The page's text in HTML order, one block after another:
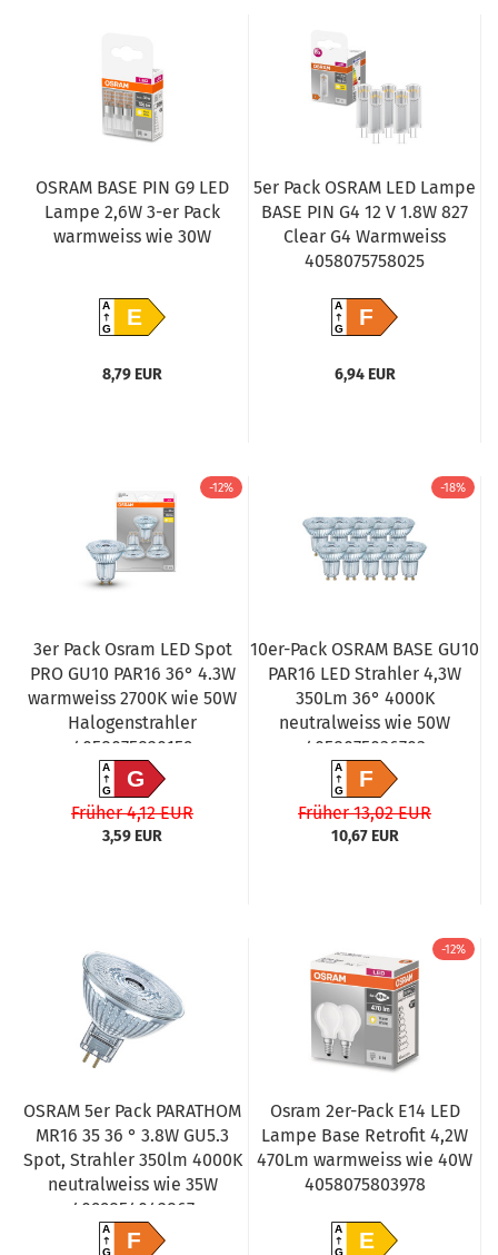
OSRAM BASE PIN G9 LED
Lampe 2,6W 3-er Pack
warmweiss wie 30W
A
GE
8,79 EUR
5er Pack OSRAM LED Lampe
BASE PIN G4 12 V 1.8W 827
Clear G4 Warmweiss
4058075758025
A
GF
6,94 EUR
-12%
3er Pack Osram LED Spot
PRO GU10 PAR16 36° 4.3W
warmweiss 2700K wie 50W
Halogenstrahler
4058075820159
A
GG
Früher 4,12 EUR
3,59 EUR
-18%
10er-Pack OSRAM BASE GU10
PAR16 LED Strahler 4,3W
350Lm 36° 4000K
neutralweiss wie 50W
4058075036703
A
GF
Früher 13,02 EUR
10,67 EUR
OSRAM 5er Pack PARATHOM
MR16 35 36 ° 3.8W GU5.3
Spot, Strahler 350lm 4000K
neutralweiss wie 35W
4099854042867
A
GF
-12%
Osram 2er-Pack E14 LED
Lampe Base Retrofit 4,2W
470Lm warmweiss wie 40W
4058075803978
A
GE